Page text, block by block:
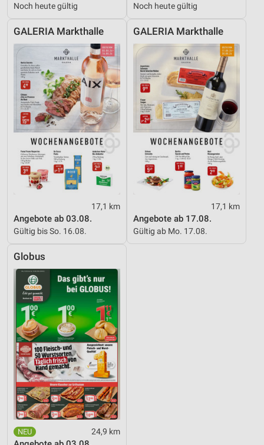
Noch heute gültig Noch heute gültig
GALERIA Markthalle
17,1 km
Angebote ab 03.08.
Gültig bis So. 16.08.
GALERIA Markthalle
17,1 km
Angebote ab 17.08.
Gültig ab Mo. 17.08.
Globus
24,9 km